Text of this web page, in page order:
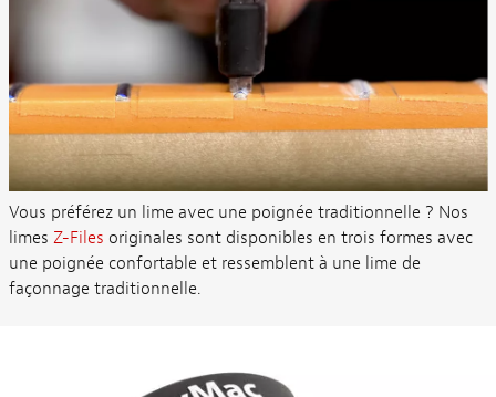
Vous préférez un lime avec une poignée traditionnelle ? Nos
limes Z-Files originales sont disponibles en trois formes avec
une poignée confortable et ressemblent à une lime de
façonnage traditionnelle.